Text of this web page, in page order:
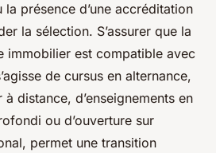
la présence d’une accréditation
la sélection. S’assurer que la
immobilier est compatible avec
de cursus en alternance,
distance, d’enseignements en
ou d’ouverture sur
permet une transition